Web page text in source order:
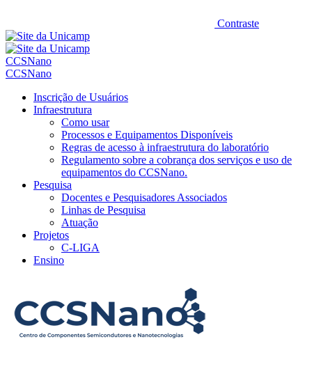
Contraste
CCSNano
CCSNano
Inscrição de Usuários
Infraestrutura
Como usar
Processos e Equipamentos Disponíveis
Regras de acesso à infraestrutura do laboratório
Regulamento sobre a cobrança dos serviços e uso de
equipamentos do CCSNano.
Pesquisa
Docentes e Pesquisadores Associados
Linhas de Pesquisa
Atuação
Projetos
C-LIGA
Ensino